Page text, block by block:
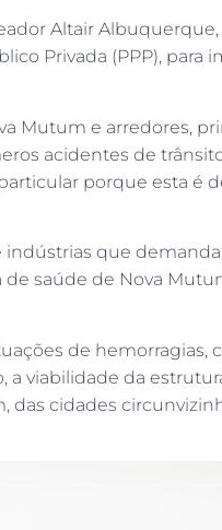
Altair
Privada (PPP), para
Mutum e arredores,
acidentes de
porque esta é
indústrias que
saúde de Nova
de hemorragias,
viabilidade da
das cidades